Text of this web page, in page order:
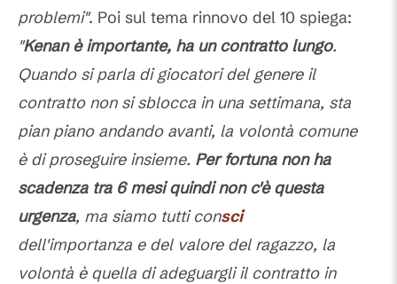
problemi". Poi sul tema rinnovo del 10 spiega:
"Kenan è importante, ha un contratto lungo.
Quando si parla di giocatori del genere il
contratto non si sblocca in una settimana, sta
pian piano andando avanti, la volontà comune
è di proseguire insieme. Per fortuna non ha
scadenza tra 6 mesi quindi non c'è questa
urgenza, ma siamo tutti consci
dell'importanza e del valore del ragazzo, la
volontà è quella di adeguargli il contratto in